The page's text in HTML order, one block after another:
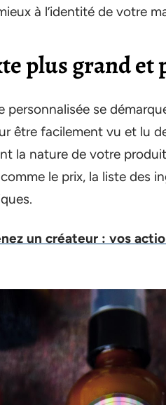
à l’identité de votre
plus grand et
se
être facilement vu et lu
la nature de votre
le prix, la liste des
un créateur : vos